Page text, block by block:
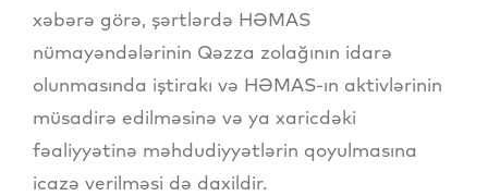
xəbərə görə, şərtlərdə HƏMAS
nümayəndələrinin Qəzza zolağının idarə
olunmasında iştirakı və HƏMAS-ın aktivlərinin
müsadirə edilməsinə və ya xaricdəki
fəaliyyətinə məhdudiyyətlərin qoyulmasına
icazə verilməsi də daxildir.